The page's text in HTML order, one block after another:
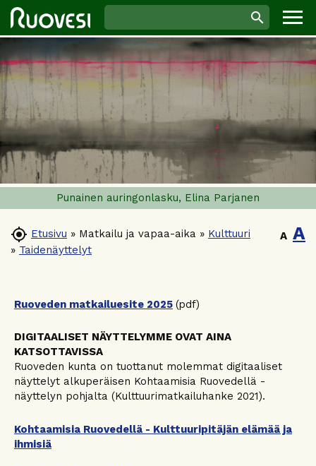
Punainen auringonlasku, Elina Parjanen
 Etusivu » Matkailu ja vapaa-aika » Kulttuuri
» Taidenäyttelyt
A A
Ruoveden matkailuesite 2025 (pdf)
DIGITAALISET NÄYTTELYMME OVAT AINA
KATSOTTAVISSA
Ruoveden kunta on tuottanut molemmat digitaaliset
näyttelyt alkuperäisen Kohtaamisia Ruovedellä -
näyttelyn pohjalta (Kulttuurimatkailuhanke 2021).
Kohtaamisia Ruovedellä - Kulttuuripitäjän elämää ja
ihmisiä